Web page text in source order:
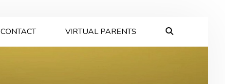
CONTACT VIRTUAL PARENTS